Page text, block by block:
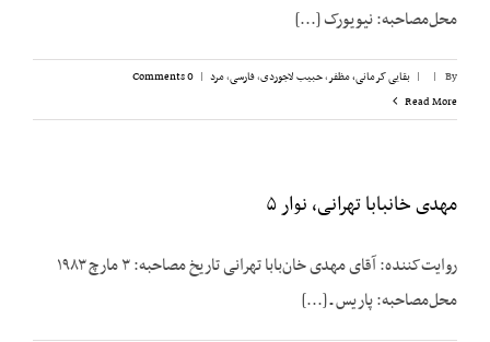
محل‌مصاحبه: نیویورک [...]
By
|
| بقایی کرمانی، مظفر,حبیب لاجوردی,فارسی,مرد |
0 Comments
Read More
مهدی خانبابا تهرانی، نوار ۵
روایت‌کننده: آقای مهدی خان‌بابا تهرانی تاریخ مصاحبه: ۳ مارچ ۱۹۸۳
محل‌مصاحبه: پاریس ـ [...]